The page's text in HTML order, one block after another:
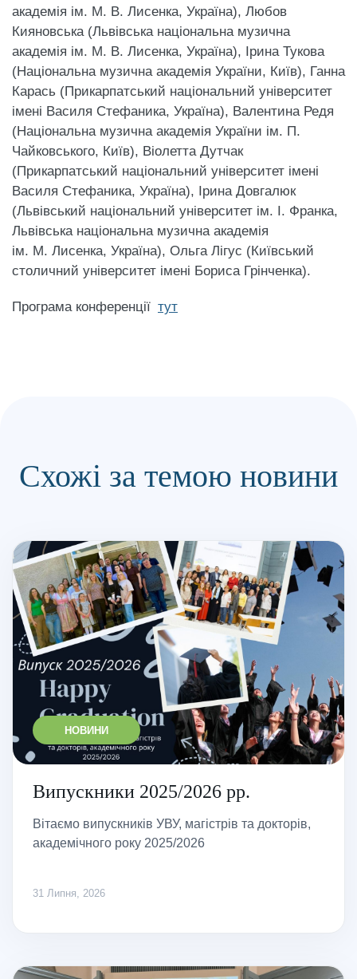
академія ім. М. В. Лисенка, Україна), Любов
Кияновська (Львівська національна музична
академія ім. М. В. Лисенка, Україна), Ірина Тукова
(Національна музична академія України, Київ), Ганна
Карась (Прикарпатський національний університет
імені Василя Стефаника, Україна), Валентина Редя
(Національна музична академія України ім. П.
Чайковського, Київ), Віолетта Дутчак
(Прикарпатський національний університет імені
Василя Стефаника, Україна), Ірина Довгалюк
(Львівський національний університет ім. І. Франка,
Львівська національна музична академія
ім. М. Лисенка, Україна), Ольга Лігус (Київський
столичний університет імені Бориса Грінченка).
Програма конференції тут
Схожі за темою новини
НОВИНИ
Випускники 2025/2026 рр.
Вітаємо випускників УВУ, магістрів та докторів,
академічного року 2025/2026
31 Липня, 2026